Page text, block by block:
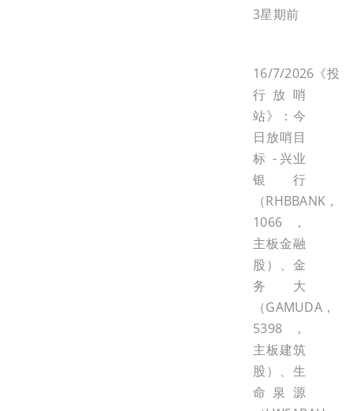
3星期前
16/7/2026《投
行放哨
站》：今
日放哨目
标 - 兴业
银行
（RHBBANK，
1066，
主板金融
股）、金
务大
（GAMUDA，
5398，
主板建筑
股）、生
命泉源